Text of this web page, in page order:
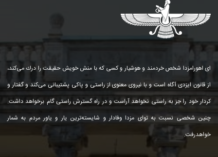
ای اهورامزدا شخص خردمند و هوشیار و كسی كه با منش خویش حقیقت را درك می‌كند،
از قانون ایزدی آگاه است و با نیروی معنوی از راستی و پاكی پشتیبانی می‌كند و گفتار و
كردار خود را جز به راستی نخواهد آراست و در راه گسترش راستی گام برخواهد داشت.
چنین شخصی نسبت به توای مزدا وفادار و شایسته‌ترین یار و یاور مردم به شمار
خواهد‌رفت.